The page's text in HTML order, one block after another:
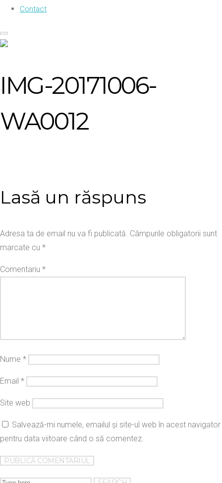
Contact
IMG-20171006-
WA0012
Lasă un răspuns
Adresa ta de email nu va fi publicată. Câmpurile obligatorii sunt
marcate cu *
Comentariu *
Nume *
Email *
Site web
Salvează-mi numele, emailul și site-ul web în acest navigator
pentru data viitoare când o să comentez.